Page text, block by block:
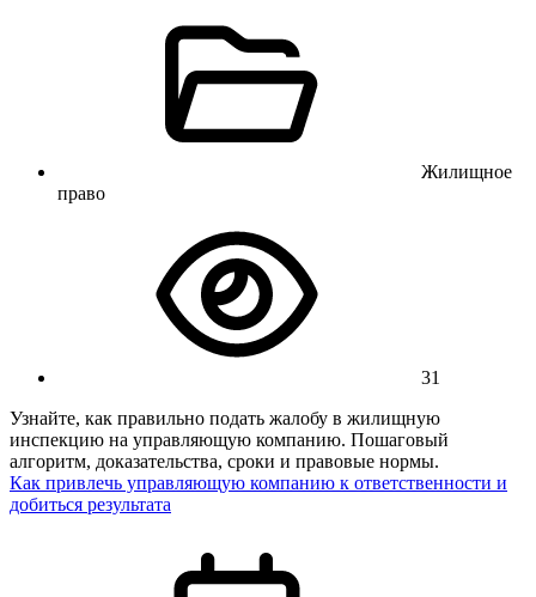
Жилищное
право
31
Узнайте, как правильно подать жалобу в жилищную
инспекцию на управляющую компанию. Пошаговый
алгоритм, доказательства, сроки и правовые нормы.
Как привлечь управляющую компанию к ответственности и
добиться результата